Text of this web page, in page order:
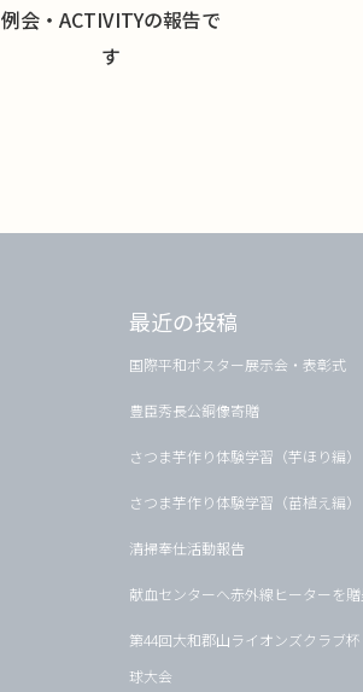
例会・ACTIVITYの報告で
す
最近の投稿
国際平和ポスター展示会・表彰式
豊臣秀長公銅像寄贈
さつま芋作り体験学習（芋ほり編）
さつま芋作り体験学習（苗植え編）
清掃奉仕活動報告
献血センターへ赤外線ヒーターを
第44回大和郡山ライオンズクラブ
球大会